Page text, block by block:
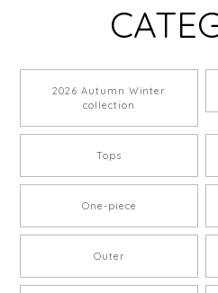
2026 Autumn Winter
collection
Tops
One-piece
Outer